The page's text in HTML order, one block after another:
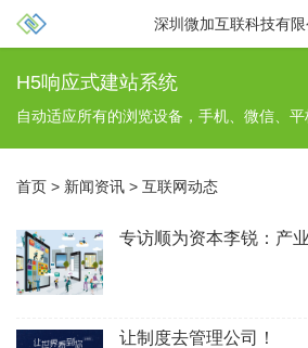
H5响应式建站系统
自动适应所有的浏览设备，手机、微信、
首页 > 新闻资讯 > 互联网动态
让制度去管理公司！
深圳微加互联科技有限